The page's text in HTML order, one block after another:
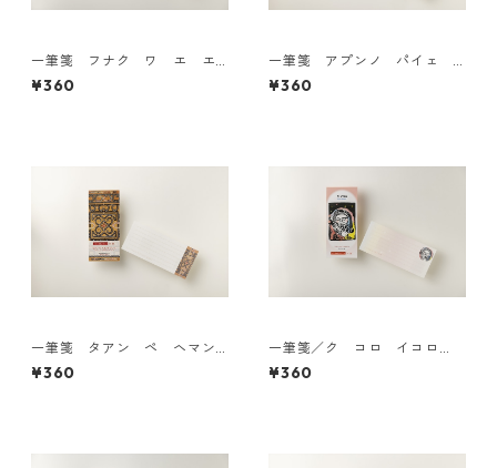
一筆箋 フナク ワ エ エ
ク？
¥360
一筆箋 アプンノ パイェ
ヤン
¥360
一筆箋 タアン ペ ヘマン
タ アン？
¥360
一筆箋／ク コロ イコロ
（ピンク）
¥360